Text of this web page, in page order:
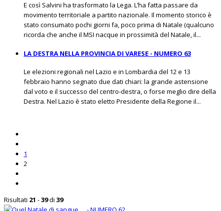
E così Salvini ha trasformato la Lega. L’ha fatta passare da
movimento territoriale a partito nazionale. Il momento storico è
stato consumato pochi giorni fa, poco prima di Natale (qualcuno
ricorda che anche il MSI nacque in prossimità del Natale, il...
LA DESTRA NELLA PROVINCIA DI VARESE - NUMERO 63
Le elezioni regionali nel Lazio e in Lombardia del 12 e 13
febbraio hanno segnato due dati chiari: la grande astensione
dal voto e il successo del centro-destra, o forse meglio dire della
Destra. Nel Lazio è stato eletto Presidente della Regione il...
1
2
Risultati 21 -39di 39